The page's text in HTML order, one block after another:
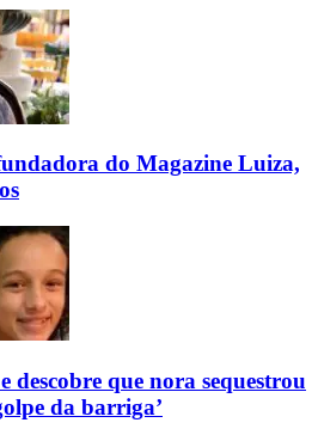
do Magazine Luiza,
descobre que nora sequestrou
da barriga’